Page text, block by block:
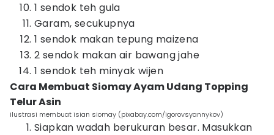
1 sendok teh gula
Garam, secukupnya
1 sendok makan tepung maizena
2 sendok makan air bawang jahe
1 sendok teh minyak wijen
Cara Membuat Siomay Ayam Udang Topping
Telur Asin
ilustrasi membuat isian siomay (pixabay.com/igorovsyannykov)
Siapkan wadah berukuran besar. Masukkan